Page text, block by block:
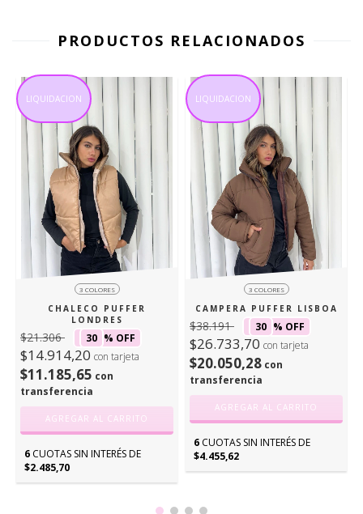
PRODUCTOS RELACIONADOS
LIQUIDACION
3 COLORES
CHALECO PUFFER
LONDRES
$21.306 30 % OFF
$14.914,20 con tarjeta
$11.185,65 con
transferencia
AGREGAR AL CARRITO
6 CUOTAS SIN INTERÉS DE
$2.485,70
LIQUIDACION
3 COLORES
CAMPERA PUFFER LISBOA
$38.191 30 % OFF
$26.733,70 con tarjeta
$20.050,28 con
transferencia
AGREGAR AL CARRITO
6 CUOTAS SIN INTERÉS DE
$4.455,62